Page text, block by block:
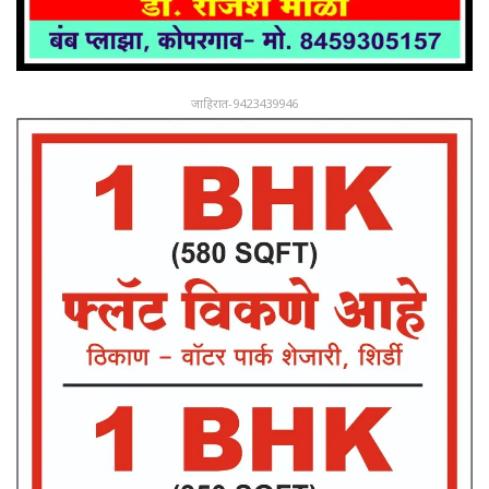
जाहिरात-9423439946